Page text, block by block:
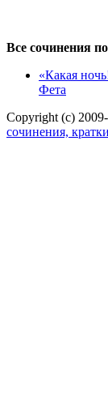
Все сочинения
«Какая
Фета
Copyright (c)
сочинения,